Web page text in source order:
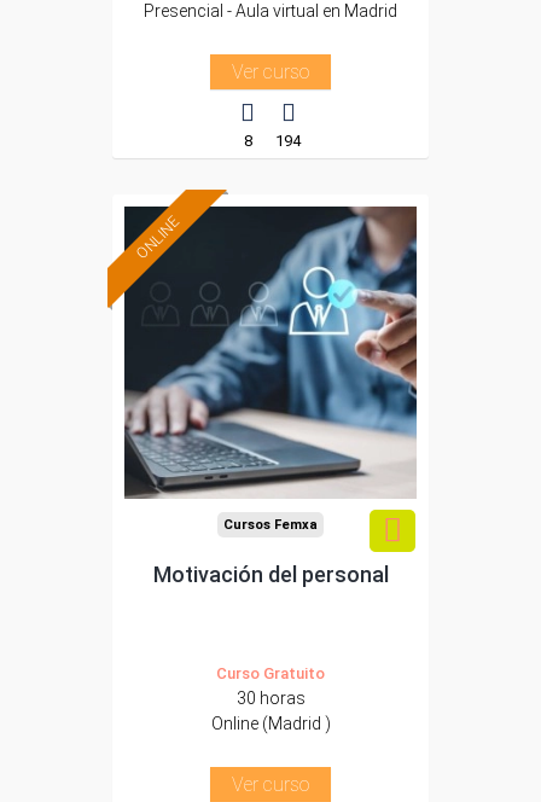
Presencial - Aula virtual en Madrid
Ver curso
8 194
ONLINE
Formación 100%
subvencionada.
Para trabajadores y
autónomos de Madrid.
Para todos los sectores.
Cursos Femxa
Motivación del personal
Curso Gratuito
30 horas
Online (Madrid )
Ver curso